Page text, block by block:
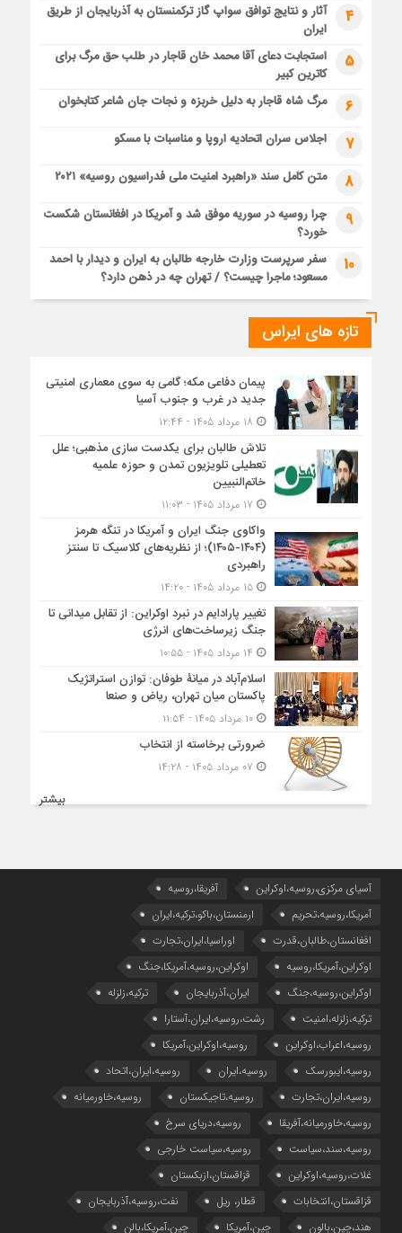
4
آثار و نتایج توافق سواپ گاز ترکمنستان به آذربایجان از طریق
ایران
5
استجابت دعای آقا محمد خان قاجار در طلب حق مرگ برای
کاترین کبیر
6 مرگ شاه قاجار به دلیل خربزه و نجات جان شاعر کتابخوان
7 اجلاس سران اتحادیه اروپا و مناسبات با مسکو
8 متن کامل سند «راهبرد امنیت ملی فدراسیون روسیه» ۲۰۲۱
9
چرا روسیه در سوریه موفق شد و آمریکا در افغانستان شکست
خورد؟
10
سفر سرپرست وزارت خارجه طالبان به ایران و دیدار با احمد
مسعود؛ ماجرا چیست؟ / تهران چه در ذهن دارد؟
تازه های ایراس
پیمان دفاعی مکه؛ گامی به سوی معماری امنیتی
جدید در غرب و جنوب آسیا
تلاش طالبان برای یکدست سازی مذهبی؛ علل
تعطیلی تلویزیون تمدن و حوزه علمیه
خاتم‌النبیین
واکاوی جنگ ایران و آمریکا در تنگه هرمز
(۱۴۰۴-۱۴۰۵)؛ از نظریه‌های کلاسیک تا سنتز
راهبردی
۱۵ مرداد ۱۴۰۵ - ۱۴:۲۰
تغییر پارادایم در نبرد اوکراین: از تقابل میدانی تا
جنگ زیرساخت‌های انرژی
اسلام‌آباد در میانۀ طوفان: توازن استراتژیک
پاکستان میان تهران، ریاض و صنعا
۱۰ مرداد ۱۴۰۵ - ۱۱:۵۴
ضرورتی برخاسته از انتخاب
بیشتر
آسیای مرکزی،روسیه،اوکراین
آفریقا،روسیه
آمریکا،روسیه،تحریم
ارمنستان،باکو،ترکیه،ایران
افغانستان،طالبان،قدرت
اوراسیا،ایران،تجارت
اوکراین،آمریکا،روسیه
اوکراین،روسیه،آمریکا،جنگ
اوکراین،روسیه،جنگ
ایران،آذربایجان
ترکیه،زلزله
ترکیه،زلزله،امنیت
رشت،روسیه،ایران،آستارا
روسیه،اعراب،اوکراین
روسیه،اوکراین،آمریکا
روسیه،ایبورسک
روسیه،ایران
روسیه،ایران،اتحاد
روسیه،ایران،تجارت
روسیه،تاجیکستان
روسیه،خاورمیانه
روسیه،خاورمیانه،آفریقا
روسیه،دریای سرخ
روسیه،سند،سیاست
روسیه،سیاست خارجی
غلات،روسیه،اوکراین
قزاقستان،ازبکستان
قزاقستان،انتخابات
قطار، ریل
نفت،روسیه،آذربایجان
هند،چین،بالون
چین،آمریکا چین،آمریکا،بالن